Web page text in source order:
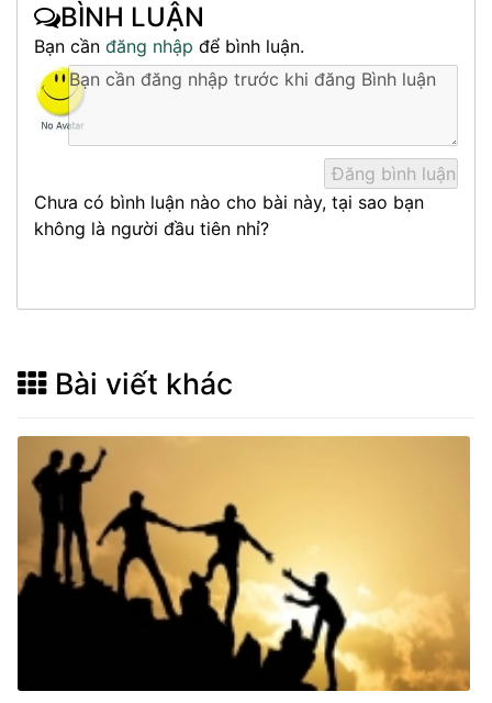
BÌNH LUẬN
Bạn cần đăng nhập để bình luận.
Chưa có bình luận nào cho bài này, tại sao bạn
không là người đầu tiên nhỉ?
Bài viết khác